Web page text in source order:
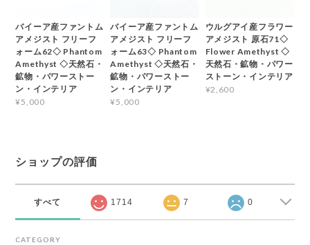
バイーア産ファントム
アメジスト フリーフ
ォーム62◇ Phantom
Amethyst ◇天然石・
鉱物・パワーストー
ン・インテリア
¥5,000
バイーア産ファントム
アメジスト フリーフ
ォーム63◇ Phantom
Amethyst ◇天然石・
鉱物・パワーストー
ン・インテリア
¥5,000
ウルグアイ産フラワー
アメジスト 原石71◇
Flower Amethyst ◇
天然石・鉱物・パワー
ストーン・インテリア
¥2,600
ショップの評価
すべて 1714 7 0
CATEGORY